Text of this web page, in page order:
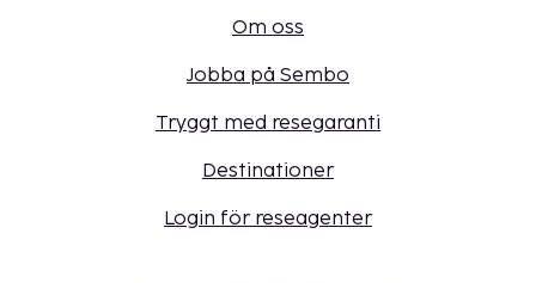
Om oss
Jobba på Sembo
Tryggt med resegaranti
Destinationer
Login för reseagenter